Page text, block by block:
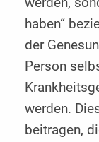
haben“
der
Person
werden.
beitragen,